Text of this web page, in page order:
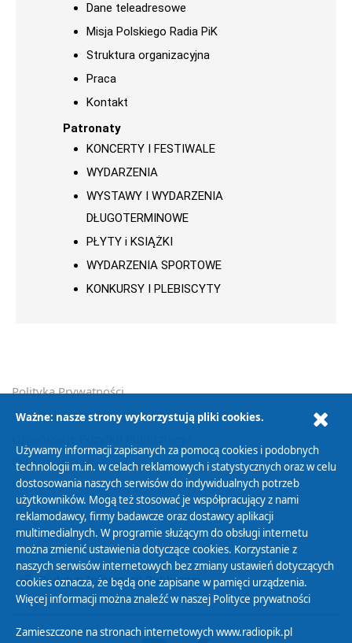
Dane teleadresowe
Misja Polskiego Radia PiK
Struktura organizacyjna
Praca
Kontakt
Patronaty
KONCERTY I FESTIWALE
WYDARZENIA
WYSTAWY I WYDARZENIA
DŁUGOTERMINOWE
PŁYTY i KSIĄŻKI
WYDARZENIA SPORTOWE
KONKURSY I PLEBISCYTY
Polityka Prywatności
Zasady korzystania z Serwisu
Cyfryzacja DAB+
Polityka ochrony danych osobowych
Abonament
Zamówienia publiczne
Biuletyn Informacji Publicznej
Ważne: nasze strony wykorzystują pliki cookies.
Używamy informacji zapisanych za pomocą cookies i podobnych
technologii m.in. w celach reklamowych i statystycznych oraz w celu
dostosowania naszych serwisów do indywidualnych potrzeb
użytkowników. Mogą też stosować je współpracujący z nami
reklamodawcy, firmy badawcze oraz dostawcy aplikacji
multimedialnych. W programie służącym do obsługi internetu
można zmienić ustawienia dotyczące cookies. Korzystanie z
naszych serwisów internetowych bez zmiany ustawień dotyczących
cookies oznacza, że będą one zapisane w pamięci urządzenia.
Więcej informacji można znaleźć w naszej Polityce prywatności
Zamieszczone na stronach internetowych www.radiopik.pl